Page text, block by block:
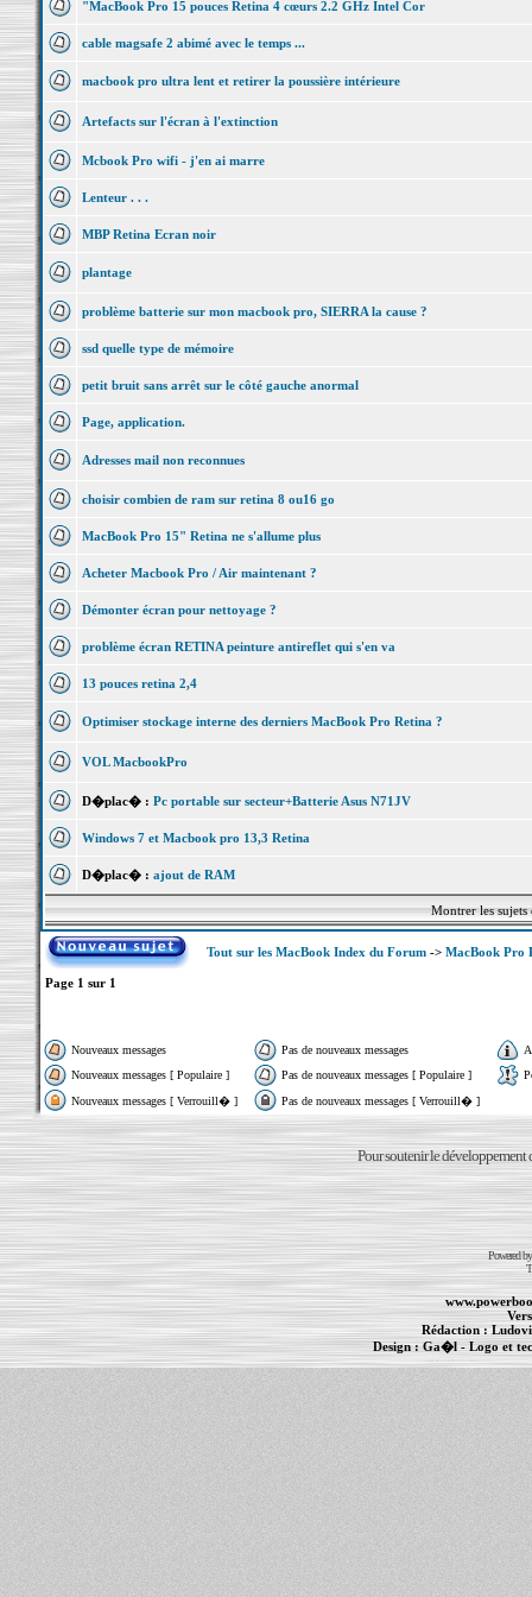
"MacBook Pro 15 pouces Retina 4 cœurs 2.2 GHz Intel Cor
cable magsafe 2 abimé avec le temps ...
macbook pro ultra lent et retirer la poussière intérieure
Artefacts sur l'écran à l'extinction
Mcbook Pro wifi - j'en ai marre
Lenteur . . .
MBP Retina Ecran noir
plantage
problème batterie sur mon macbook pro, SIERRA la cause ?
ssd quelle type de mémoire
petit bruit sans arrêt sur le côté gauche anormal
Page, application.
Adresses mail non reconnues
choisir combien de ram sur retina 8 ou16 go
MacBook Pro 15" Retina ne s'allume plus
Acheter Macbook Pro / Air maintenant ?
Démonter écran pour nettoyage ?
problème écran RETINA peinture antireflet qui s'en va
13 pouces retina 2,4
Optimiser stockage interne des derniers MacBook Pro Retina ?
VOL MacbookPro
D�plac� : Pc portable sur secteur+Batterie Asus N71JV
Windows 7 et Macbook pro 13,3 Retina
D�plac� : ajout de RAM
Montrer les
Tout sur les MacBook Index du Forum-> MacBook Pro
Page 1 sur 1
Nouveaux messages Pas de nouveaux messages
Nouveaux messages [ Populaire ]
Pas de nouveaux messages [ Populaire ]
Nouveaux messages [ Verrouill� ]
Pas de nouveaux messages [ Verrouill� ]
Pour soutenir le développement
Powered
Rédaction :
Design : Ga�l - Logo et
PowerBook